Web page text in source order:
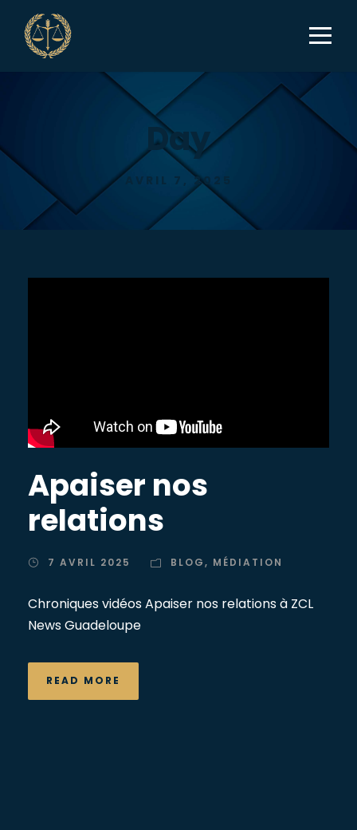
Day
AVRIL 7, 2025
Apaiser nos
relations
7 AVRIL 2025 BLOG, MÉDIATION
Chroniques vidéos Apaiser nos relations à ZCL
News Guadeloupe
READ MORE